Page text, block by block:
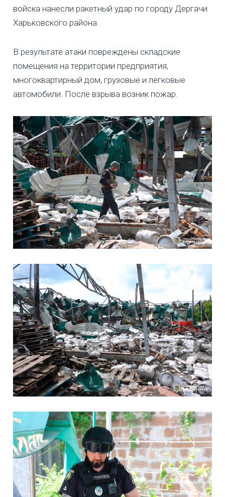
войска нанесли ракетный удар по городу Дергачи
Харьковского района.
В результате атаки повреждены складские
помещения на территории предприятия,
многоквартирный дом, грузовые и легковые
автомобили. После взрыва возник пожар.